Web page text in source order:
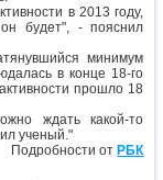
в 2013 году,
будет", - пояснил
минимум
в конце 18-го
прошло 18
ждать какой-то
ученый."
Подробности от РБК